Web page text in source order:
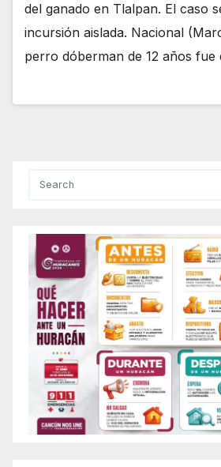
del ganado en Tlalpan. El caso
incursión aislada. Nacional
perro dóberman de 12 años